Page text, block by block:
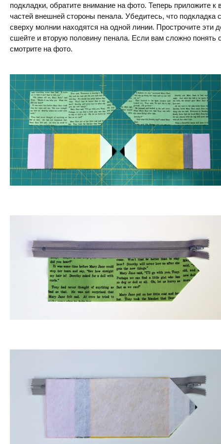
подкладки, обратите внимание на фото. Теперь приложите к
частей внешней стороны пенала. Убедитесь, что подкладка
сверху молнии находятся на одной линии. Прострочите эти
сшейте и вторую половину пенала. Если вам сложно понять
смотрите на фото.